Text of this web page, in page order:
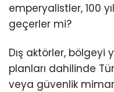
emperyalistler, 100
geçerler mi?
Dış aktörler, bölgeyi
planları dahilinde
veya güvenlik